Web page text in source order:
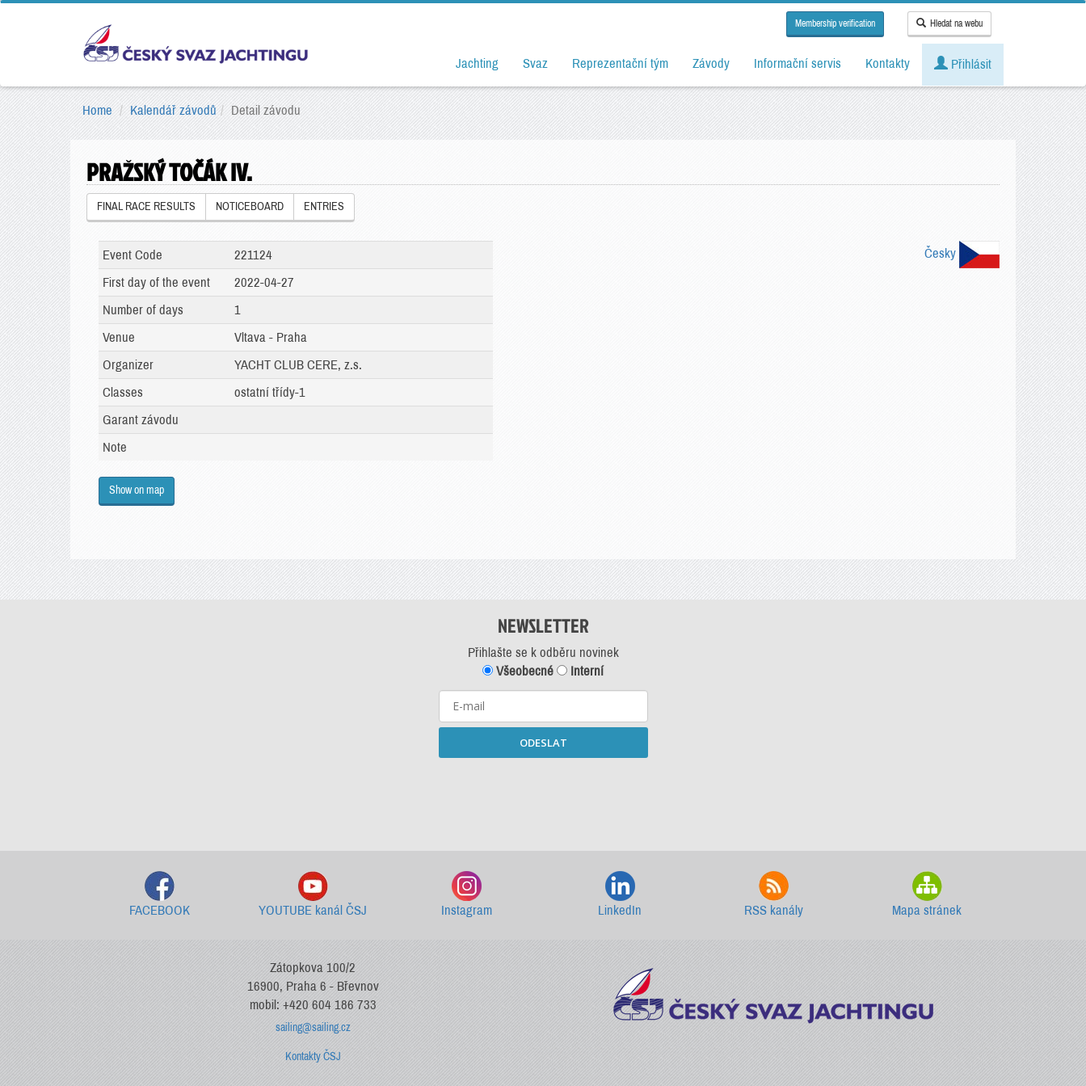
Membership verification Hledat na webu
Jachting Svaz Reprezentační tým Závody Informační servis Kontakty Přihlásit
Home Kalendář závodů Detail závodu
PRAŽSKÝ TOČÁK IV.
FINAL RACE RESULTS NOTICEBOARD ENTRIES
Česky
Event Code
221124
First day of the event
2022-04-27
Number of days
1
Venue
Vltava - Praha
Organizer
YACHT CLUB CERE, z.s.
Classes
ostatní třídy-1
Garant závodu
Note
Show on map
NEWSLETTER
Přihlašte se k odběru novinek
Všeobecné
Interní
ODESLAT
FACEBOOK YOUTUBE kanál ČSJ Instagram LinkedIn RSS kanály Mapa stránek
Zátopkova 100/2
16900, Praha 6 - Břevnov
mobil: +420 604 186 733
sailing@sailing.cz
Kontakty ČSJ